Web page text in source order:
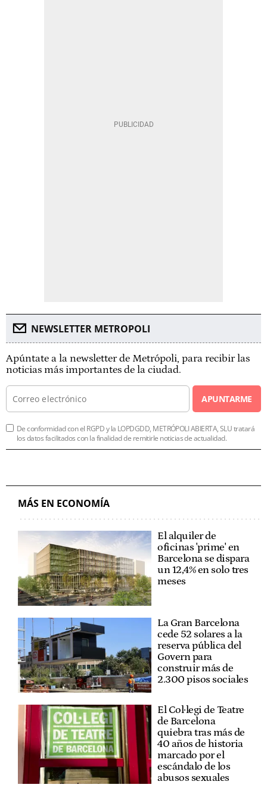
NEWSLETTER METROPOLI
Apúntate a la newsletter de Metrópoli, para recibir las
noticias más importantes de la ciudad.
APUNTARME
De conformidad con el RGPD y la LOPDGDD, METRÓPOLI ABIERTA, SLU tratará
los datos facilitados con la finalidad de remitirle noticias de actualidad.
MÁS EN ECONOMÍA
El alquiler de
oficinas 'prime' en
Barcelona se dispara
un 12,4% en solo tres
meses
La Gran Barcelona
cede 52 solares a la
reserva pública del
Govern para
construir más de
2.300 pisos sociales
El Col·legi de Teatre
de Barcelona
quiebra tras más de
40 años de historia
marcado por el
escándalo de los
abusos sexuales